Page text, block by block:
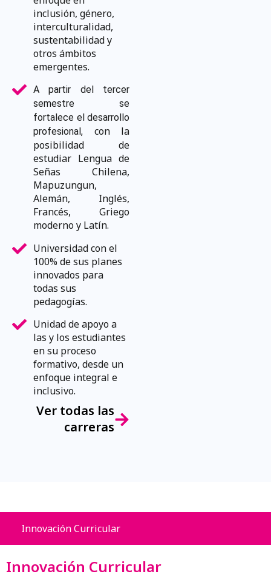
inclusión, género,
interculturalidad,
sustentabilidad y
otros ámbitos
emergentes.
A partir del tercer
semestre se
fortalece el desarrollo
profesional, con la
posibilidad de
estudiar Lengua de
Señas Chilena,
Mapuzungun,
Alemán, Inglés,
Francés, Griego
moderno y Latín.
Universidad con el
100% de sus planes
innovados para
todas sus
pedagogías.
Unidad de apoyo a
las y los estudiantes
en su proceso
formativo, desde un
enfoque integral e
inclusivo.
Ver todas las
carreras
Innovación Curricular
Innovación Curricular